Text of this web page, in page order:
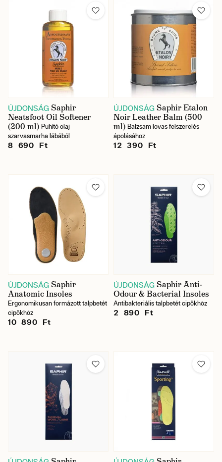
ÚJDONSÁG Saphir
Neatsfoot Oil Softener
(200 ml) Puhító olaj
szarvasmarha lábából
8 690 Ft
ÚJDONSÁG Saphir Etalon
Noir Leather Balm (500
ml) Balzsam lovas felszerelés
ápolásához
12 390 Ft
ÚJDONSÁG Saphir
Anatomic Insoles
Ergonomikusan formázott talpbetét
cipőkhöz
10 890 Ft
ÚJDONSÁG Saphir Anti-
Odour & Bacterial Insoles
Antibakteriális talpbetét cipőkhöz
2 890 Ft